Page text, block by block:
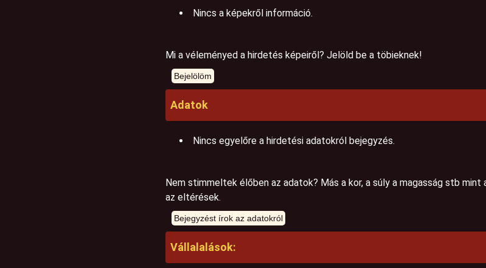
Nincs a képekről információ.
Mi a véleményed a hirdetés képeiről? Jelöld be a töbieknek!
Adatok
Nincs egyelőre a hirdetési adatokról bejegyzés.
Nem stimmeltek élőben az adatok? Más a kor, a súly a magasság stb
az eltérések.
Vállalalások: